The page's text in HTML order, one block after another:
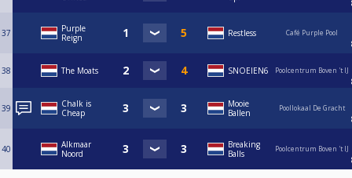
37
Purple
Reign
Restless Café Purple Pool
38 The Moats SNOEIEN6 Poolcentrum Boven 't IJ
39
Chalk is
Cheap
Mooie
Ballen
Poollokaal De Gracht
40
Alkmaar
Noord
Breaking
Balls
Poolcentrum Boven 't IJ